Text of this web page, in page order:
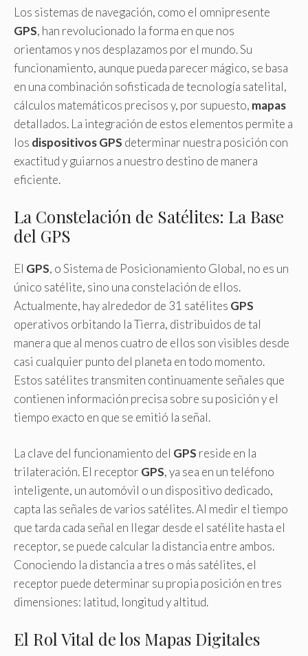
Los sistemas de navegación, como el omnipresente
GPS, han revolucionado la forma en que nos
orientamos y nos desplazamos por el mundo. Su
funcionamiento, aunque pueda parecer mágico, se basa
en una combinación sofisticada de tecnología satelital,
cálculos matemáticos precisos y, por supuesto, mapas
detallados. La integración de estos elementos permite a
los dispositivos GPS determinar nuestra posición con
exactitud y guiarnos a nuestro destino de manera
eficiente.
La Constelación de Satélites: La Base
del GPS
El GPS, o Sistema de Posicionamiento Global, no es un
único satélite, sino una constelación de ellos.
Actualmente, hay alrededor de 31 satélites GPS
operativos orbitando la Tierra, distribuidos de tal
manera que al menos cuatro de ellos son visibles desde
casi cualquier punto del planeta en todo momento.
Estos satélites transmiten continuamente señales que
contienen información precisa sobre su posición y el
tiempo exacto en que se emitió la señal.
La clave del funcionamiento del GPS reside en la
trilateración. El receptor GPS, ya sea en un teléfono
inteligente, un automóvil o un dispositivo dedicado,
capta las señales de varios satélites. Al medir el tiempo
que tarda cada señal en llegar desde el satélite hasta el
receptor, se puede calcular la distancia entre ambos.
Conociendo la distancia a tres o más satélites, el
receptor puede determinar su propia posición en tres
dimensiones: latitud, longitud y altitud.
El Rol Vital de los Mapas Digitales